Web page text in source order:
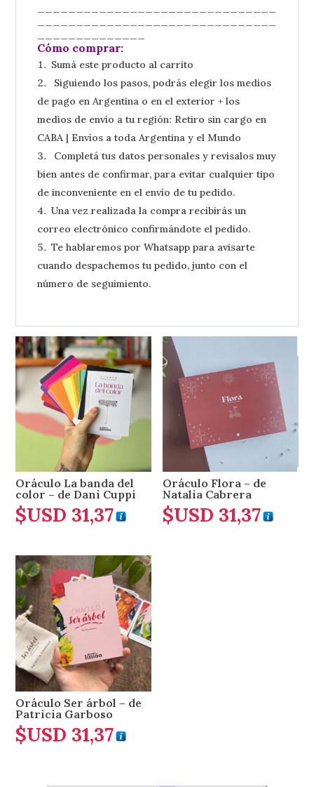
Cómo comprar:
Sumá este producto al carrito
Siguiendo los pasos, podrás elegir los medios
de pago en Argentina o en el exterior + los
medios de envío a tu región: Retiro sin cargo en
CABA | Envíos a toda Argentina y el Mundo
Completá tus datos personales y revisalos muy
bien antes de confirmar, para evitar cualquier tipo
de inconveniente en el envío de tu pedido.
Una vez realizada la compra recibirás un
correo electrónico confirmándote el pedido.
Te hablaremos por Whatsapp para avisarte
cuando despachemos tu pedido, junto con el
número de seguimiento.
Oráculo La banda del
color – de Dani Cuppi
$USD 31,37
Oráculo Flora – de
Natalia Cabrera
$USD 31,37
Oráculo Ser árbol – de
Patricia Garboso
$USD 31,37